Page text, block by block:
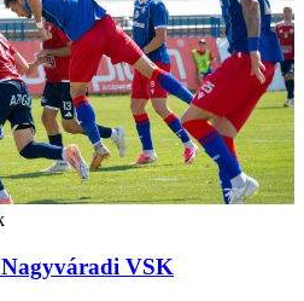
VSK